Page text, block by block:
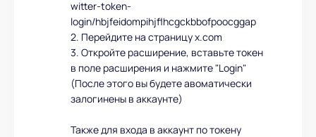
witter-token-
login/hbjfeidompihjflhcgckbbofpoocggap
2. Перейдите на страницу x.com
3. Откройте расширение, вставьте токен
в поле расширения и нажмите "Login"
(После этого вы будете авоматически
залогинены в аккаунте)
Также для входа в аккаунт по токену